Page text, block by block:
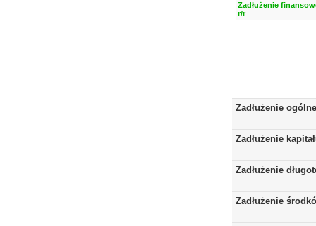
Zadłużenie
r/r
Zadłużenie ogólne
Zadłużenie
Zadłużenie
Zadłużenie